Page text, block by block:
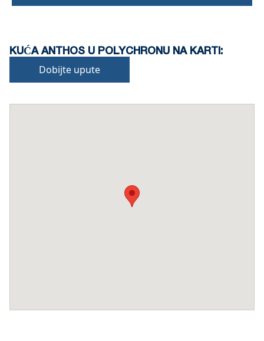
KUĆA ANTHOS U POLYCHRONU NA KARTI:
Dobijte upute